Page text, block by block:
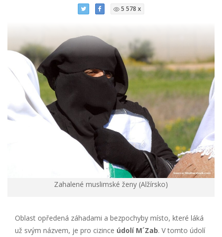
5 578 x
Zahalené muslimské ženy (Alžírsko)
Oblast opředená záhadami a bezpochyby místo, které láká
už svým názvem, je pro cizince údolí M´Zab. V tomto údolí